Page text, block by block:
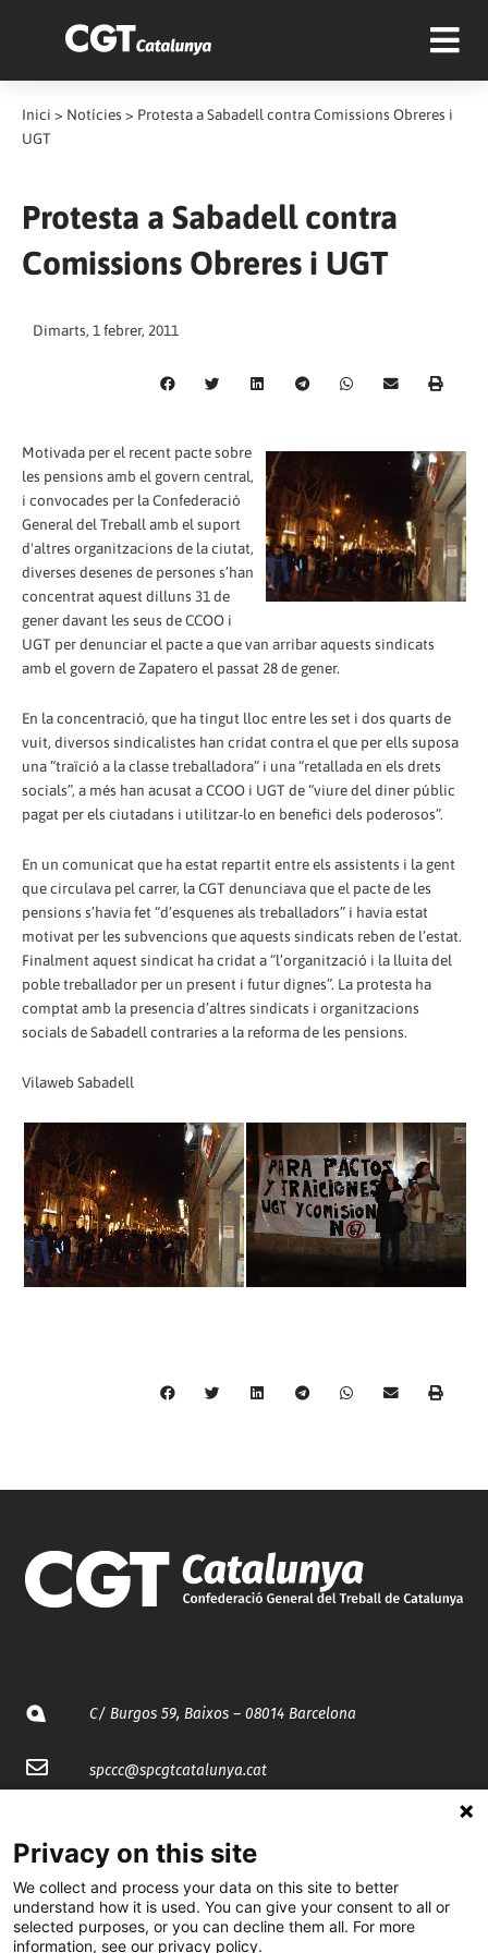
Inici > Notícies > Protesta a Sabadell contra Comissions Obreres i
UGT
Protesta a Sabadell contra
Comissions Obreres i UGT
Dimarts, 1 febrer, 2011
Motivada per el recent pacte sobre
les pensions amb el govern central,
i convocades per la Confederació
General del Treball amb el suport
d'altres organitzacions de la ciutat,
diverses desenes de persones s’han
concentrat aquest dilluns 31 de
gener davant les seus de CCOO i
UGT per denunciar el pacte a que van arribar aquests sindicats
amb el govern de Zapatero el passat 28 de gener.
En la concentració, que ha tingut lloc entre les set i dos quarts de
vuit, diversos sindicalistes han cridat contra el que per ells suposa
una “traïció a la classe treballadora” i una “retallada en els drets
socials”, a més han acusat a CCOO i UGT de “viure del diner públic
pagat per els ciutadans i utilitzar-lo en benefici dels poderosos”.
En un comunicat que ha estat repartit entre els assistents i la gent
que circulava pel carrer, la CGT denunciava que el pacte de les
pensions s’havia fet “d’esquenes als treballadors” i havia estat
motivat per les subvencions que aquests sindicats reben de l’estat.
Finalment aquest sindicat ha cridat a “l’organització i la lluita del
poble treballador per un present i futur dignes”. La protesta ha
comptat amb la presencia d’altres sindicats i organitzacions
socials de Sabadell contraries a la reforma de les pensions.
Vilaweb Sabadell
C/ Burgos 59, Baixos – 08014 Barcelona
spccc@spcgtcatalunya.cat
@CGTCatalunya
cgtcatalunya
Privacy on this site
We collect and process your data on this site to better
understand how it is used. You can give your consent to all or
selected purposes, or you can decline them all. For more
information, see our privacy policy.